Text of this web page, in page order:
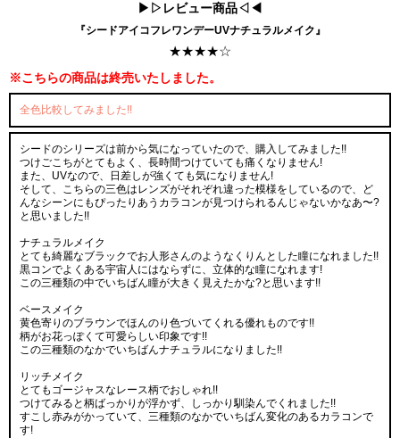
▶▷レビュー商品◁◀
『シードアイコフレワンデーUVナチュラルメイク』
★★★★☆
※こちらの商品は終売いたしました。
全色比較してみました!!
シードのシリーズは前から気になっていたので、購入してみました!!
つけごこちがとてもよく、長時間つけていても痛くなりません!
また、UVなので、日差しが強くても気になりません!
そして、こちらの三色はレンズがそれぞれ違った模様をしているので、ど
んなシーンにもぴったりあうカラコンが見つけられるんじゃないかなあ〜?
と思いました!!
ナチュラルメイク
とても綺麗なブラックでお人形さんのようなくりんとした瞳になれました!!
黒コンでよくある宇宙人にはならずに、立体的な瞳になれます!
この三種類の中でいちばん瞳が大きく見えたかな?と思います!!
ベースメイク
黄色寄りのブラウンでほんのり色づいてくれる優れものです!!
柄がお花っぽくて可愛らしい印象です!!
この三種類のなかでいちばんナチュラルになりました!!
リッチメイク
とてもゴージャスなレース柄でおしゃれ!!
つけてみると柄ばっかりが浮かず、しっかり馴染んでくれました!!
すこし赤みがかっていて、三種類のなかでいちばん変化のあるカラコンで
す!